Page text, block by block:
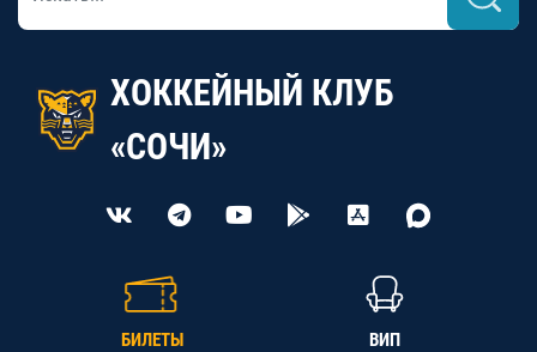
ХОККЕЙНЫЙ КЛУБ
«СОЧИ»
БИЛЕТЫ ВИП